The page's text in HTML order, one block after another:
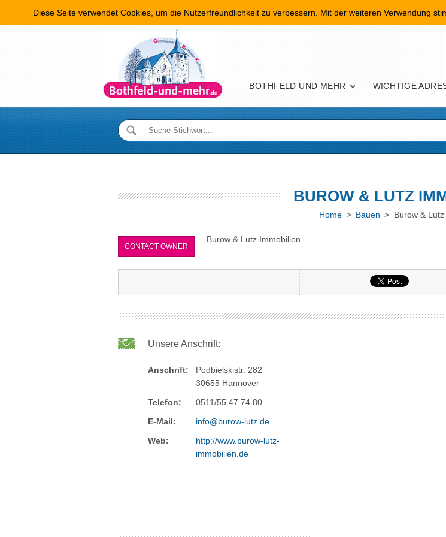
Hauptmenü
BOTHFELD UND MEHR WICHTIGE
BUROW & LUTZ
Home> Bauen > Burow & Lutz
CONTACT OWNER
Burow & Lutz Immobilien
Unsere Anschrift:
Anschrift:
Podbielskistr. 282
30655 Hannover
Telefon:
0511/55 47 74 80
E-Mail:
info@burow-lutz.de
Web:
http://www.burow-lutz-
immobilien.de
Diese Seite verwendet Cookies, um die Nutzerfreundlichkeit zu verbessern. Mit der weiteren Verwendung